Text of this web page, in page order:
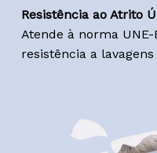
Resistência ao Atrito
Atende à norma
resistência a lavagens